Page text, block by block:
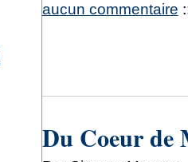
aucun commentaire
Du Coeur de